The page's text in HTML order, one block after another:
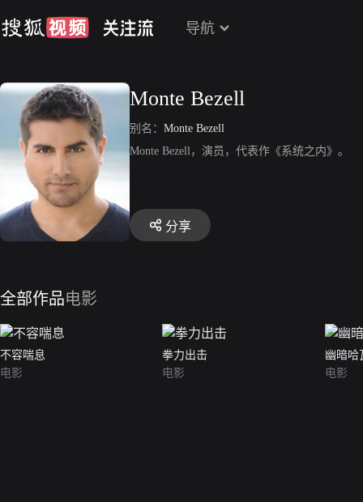
导航
Monte Bezell
别名： Monte Bezell
Monte Bezell，演员，代表作《系统之内》。
分享
全部作品电影
不容喘息
电影
拳力出击
电影
幽暗哈
电影